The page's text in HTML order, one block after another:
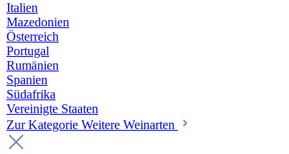
Italien
Mazedonien
Österreich
Portugal
Rumänien
Spanien
Südafrika
Vereinigte Staaten
Zur Kategorie Weitere Weinarten